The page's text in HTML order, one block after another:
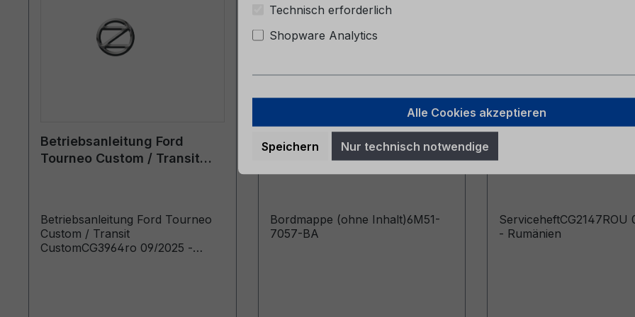
Betriebsanleitung Ford
Tourneo Custom / Transit
Betriebsanleitung Ford Tourneo
Custom / Transit
CustomCG3964ro 09/2025 -
Bordmappe (ohne Inhalt)
6M51-7057-BA
Bordmappe (ohne Inhalt)6M51-
7057-BA
ServiceheftCG2147ROU
- Rumänien
Technisch erforderlich
Shopware Analytics
Alle Cookies akzeptieren
Speichern Nur technisch notwendige